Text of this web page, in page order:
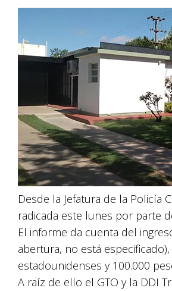
Desde la Jefatura de la Policía
radicada este lunes por parte
El informe da cuenta del
abertura, no está
estadounidenses y 100.000
A raíz de ello el GTO y la DDI